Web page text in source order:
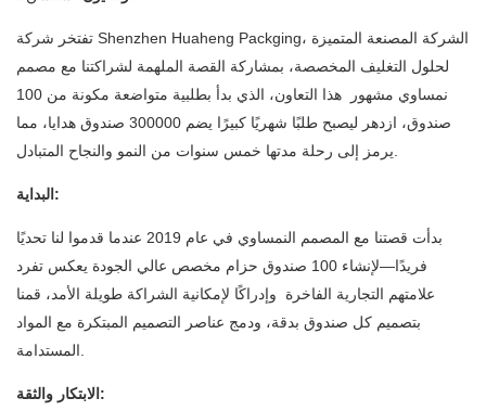
تفتخر شركة Shenzhen Huaheng Packging، الشركة المصنعة المتميزة
لحلول التغليف المخصصة، بمشاركة القصة الملهمة لشراكتنا مع مصمم
نمساوي مشهور هذا التعاون، الذي بدأ بطلبية متواضعة مكونة من 100
صندوق، ازدهر ليصبح طلبًا شهريًا كبيرًا يضم 300000 صندوق هدايا، مما
يرمز إلى رحلة مدتها خمس سنوات من النمو والنجاح المتبادل.
البداية:
بدأت قصتنا مع المصمم النمساوي في عام 2019 عندما قدموا لنا تحديًا
فريدًا—لإنشاء 100 صندوق حزام مخصص عالي الجودة يعكس تفرد
علامتهم التجارية الفاخرة وإدراكًا لإمكانية الشراكة طويلة الأمد، قمنا
بتصميم كل صندوق بدقة، ودمج عناصر التصميم المبتكرة مع المواد
المستدامة.
الابتكار والثقة: